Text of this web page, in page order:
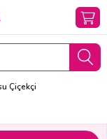
Çiçekçi